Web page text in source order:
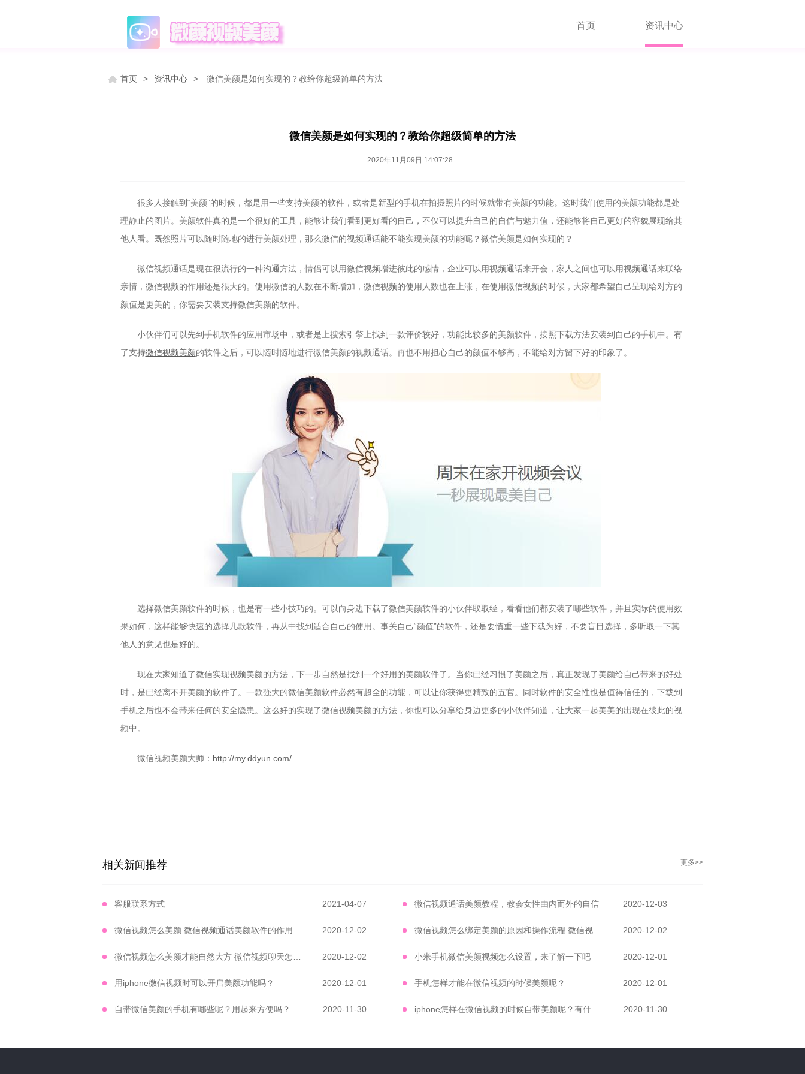
首页 资讯中心
首页 > 资讯中心 > 微信美颜是如何实现的？教给你超级简单的方法
微信美颜是如何实现的？教给你超级简单的方法
2020年11月09日 14:07:28
很多人接触到 “美颜”的时候，都是用一些支持美颜的软件，或者是新型的手机在拍摄照片的时候就带有美颜的功能。这时我们使用的美颜功能都是处
理静止的图片。美颜软件真的是一个很好的工具，能够让我们看到更好看的自己，不仅可以提升自己的自信与魅力值，还能够将自己更好的容貌展现给其
他人看。既然照片可以随时随地的进行美颜处理，那么微信的视频通话能不能实现美颜的功能呢？微信美颜是如何实现的？
微信视频通话是现在很流行的一种沟通方法，情侣可以用微信视频增进彼此的感情，企业可以用视频通话来开会，家人之间也可以用视频通话来联络
亲情，微信视频的作用还是很大的。使用微信的人数在不断增加，微信视频的使用人数也在上涨，在使用微信视频的时候，大家都希望自己呈现给对方的
颜值是更美的，你需要安装支持微信美颜的软件。
小伙伴们可以先到手机软件的应用市场中，或者是上搜索引擎上找到一款评价较好，功能比较多的美颜软件，按照下载方法安装到自己的手机中。有
了支持微信视频美颜的软件之后，可以随时随地进行微信美颜的视频通话。再也不用担心自己的颜值不够高，不能给对方留下好的印象了。
选择微信美颜软件的时候，也是有一些小技巧的。可以向身边下载了微信美颜软件的小伙伴取取经，看看他们都安装了哪些软件，并且实际的使用效
果如何，这样能够快速的选择几款软件，再从中找到适合自己的使用。事关自己“颜值”的软件，还是要慎重一些下载为好，不要盲目选择，多听取一下其
他人的意见也是好的。
现在大家知道了微信实现视频美颜的方法，下一步自然是找到一个好用的美颜软件了。当你已经习惯了美颜之后，真正发现了美颜给自己带来的好处
时，是已经离不开美颜的软件了。一款强大的微信美颜软件必然有超全的功能，可以让你获得更精致的五官。同时软件的安全性也是值得信任的，下载到
手机之后也不会带来任何的安全隐患。这么好的实现了微信视频美颜的方法，你也可以分享给身边更多的小伙伴知道，让大家一起美美的出现在彼此的视
频中。
微信视频美颜大师： http://my.ddyun.com/
相关新闻推荐 更多>>
客服联系方式 2021-04-07 微信视频通话美颜教程，教会女性由内而外的自信 2020-12-03
2020-12-02 2020-12-02
2020-12-02 小米手机微信美颜视频怎么设置，来了解一下吧 2020-12-01
用iphone微信视频时可以开启美颜功能吗？ 2020-12-01 手机怎样才能在微信视频的时候美颜呢？ 2020-12-01
自带微信美颜的手机有哪些呢？用起来方便吗？ 2020-11-30 2020-11-30